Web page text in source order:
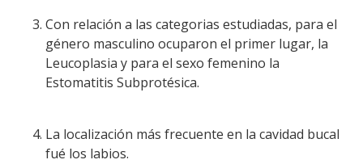
Con relación a las categorias estudiadas, para el
género masculino ocuparon el primer lugar, la
Leucoplasia y para el sexo femenino la
Estomatitis Subprotésica.
La localización más frecuente en la cavidad bucal
fué los labios.